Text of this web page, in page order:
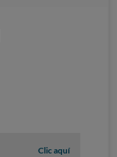
Clic aquí